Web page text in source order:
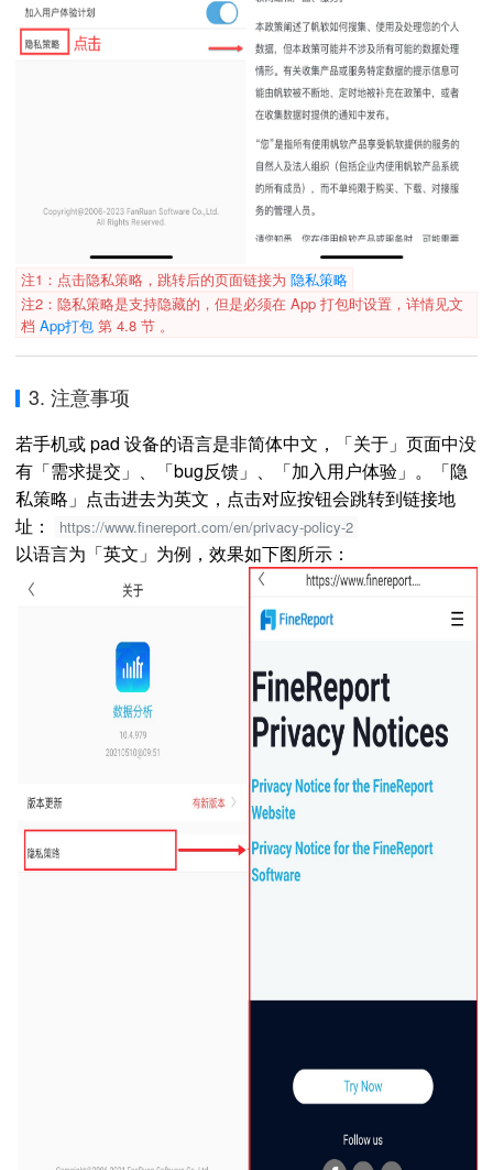
注1：点击隐私策略，跳转后的页面链接为 隐私策略
注2：隐私策略是支持隐藏的，但是必须在 App 打包时设置，详情见文
档 App打包 第 4.8 节 。
3. 注意事项
若手机或 pad 设备的语言是非简体中文，「关于」页面中没
有「需求提交」、「bug反馈」、「加入用户体验」。「隐
私策略」点击进去为英文，点击对应按钮会跳转到链接地
址：
https://www.finereport.com/en/privacy-policy-2
以语言为「英文」为例，效果如下图所示：